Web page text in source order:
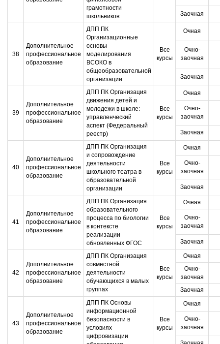
грамотности
школьников
Заочная
38
Дополнительное
профессиональное
образование
ДПП ПК
Организационные
основы
моделирования
ВСОКО в
общеобразовательной
организации
Все
курсы
Очная
Очно-
заочная
Заочная
39
Дополнительное
профессиональное
образование
ДПП ПК Организация
движения детей и
молодежи в школе:
управленческий
аспект (Федеральный
реестр)
Все
курсы
Очная
Очно-
заочная
Заочная
40
Дополнительное
профессиональное
образование
ДПП ПК Организация
и сопровождение
деятельности
школьного театра в
образовательной
организации
Все
курсы
Очная
Очно-
заочная
Заочная
41
Дополнительное
профессиональное
образование
ДПП ПК Организация
образовательного
процесса по биологии
в контексте
реализации
обновленных ФГОС
Все
курсы
Очная
Очно-
заочная
Заочная
42
Дополнительное
профессиональное
образование
ДПП ПК Организация
совместной
деятельности
обучающихся в малых
группах
Все
курсы
Очная
Очно-
заочная
Заочная
43
Дополнительное
профессиональное
образование
ДПП ПК Основы
информационной
безопасности в
условиях
цифровизации
Все
курсы
Очная
Очно-
заочная